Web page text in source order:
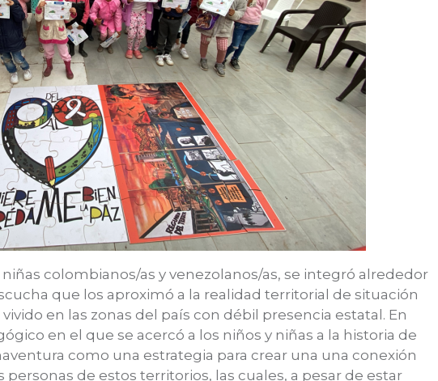
colombianos/as y venezolanos/as, se integró alrededor
que los aproximó a la realidad territorial de situación
en las zonas del país con débil presencia estatal. En
en el que se acercó a los niños y niñas a la historia de
como una estrategia para crear una una conexión
de estos territorios, las cuales, a pesar de estar